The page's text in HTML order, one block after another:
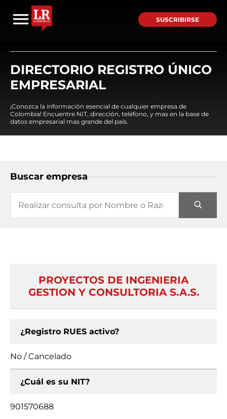
SUSCRIBIRSE
DIRECTORIO REGISTRO ÚNICO
EMPRESARIAL
¡Conozca la información esencial de cualquier empresa de
Colombia! Encuentre NIT, dirección, teléfono, y mas en la base de
datos empresarial mas grande del país.
Buscar empresa
PROYECTOS DE INGENIERIA
GESTION Y CONSULTORIA S.A.S.
¿Registro RUES activo?
No / Cancelado
¿Cuál es su NIT?
901570688